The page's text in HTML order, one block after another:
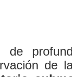
de
de